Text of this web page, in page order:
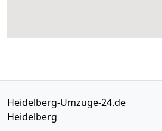
Heidelberg-Umzüge-24.de
Heidelberg